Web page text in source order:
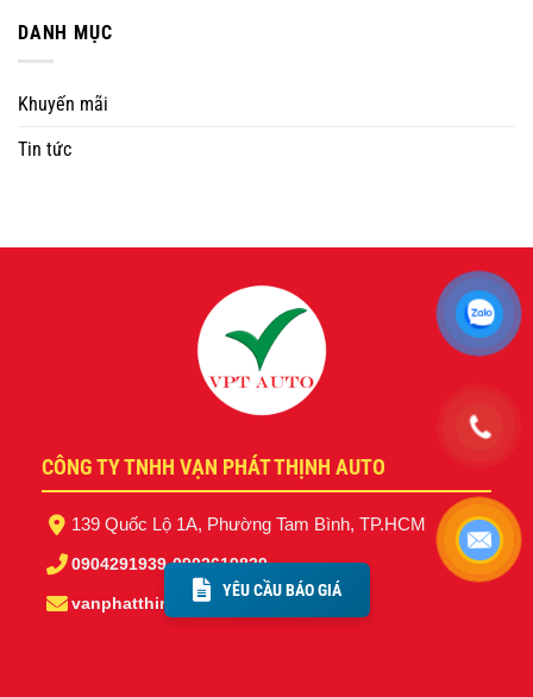
DANH MỤC
Khuyến mãi
Tin tức
CÔNG TY TNHH VẠN PHÁT THỊNH AUTO
139 Quốc Lộ 1A, Phường Tam Bình, TP.HCM
0904291939-0902619839
vanphatthinhauto@gmail.com
YÊU CẦU BÁO GIÁ